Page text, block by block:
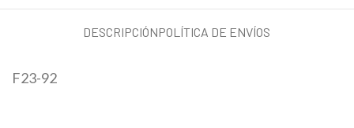
DESCRIPCIÓNPOLÍTICA DE ENVÍOS
F23-92